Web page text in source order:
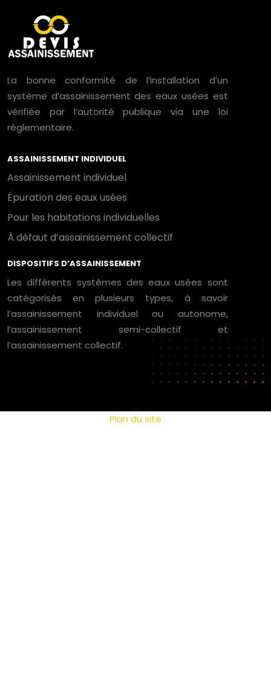
La bonne conformité de l’installation d’un
système d’assainissement des eaux usées est
vérifiée par l’autorité publique via une loi
réglementaire.
ASSAINISSEMENT INDIVIDUEL
Assainissement individuel
Épuration des eaux usées
Pour les habitations individuelles
À défaut d’assainissement collectif
DISPOSITIFS D’ASSAINISSEMENT
Les différents systèmes des eaux usées sont
catégorisés en plusieurs types, à savoir
l’assainissement individuel ou autonome,
l’assainissement semi-collectif et
l’assainissement collectif.
Plan du site